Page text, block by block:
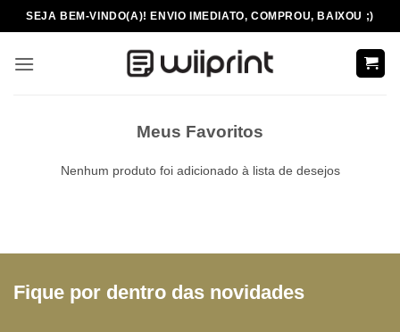
Skip
to
content
SEJA BEM-VINDO(A)! ENVIO IMEDIATO, COMPROU, BAIXOU ;)
Meus Favoritos
Nenhum produto foi adicionado à lista de desejos
Fique por dentro das novidades